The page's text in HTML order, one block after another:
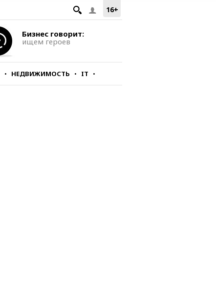
16+
Бизнес говорит:
ищем героев
НЕДВИЖИМОСТЬ IT